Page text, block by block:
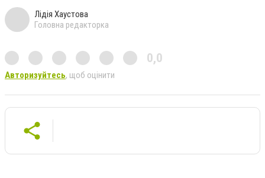
Лідія Хаустова
Головна редакторка
0,0
Авторизуйтесь, щоб оцінити